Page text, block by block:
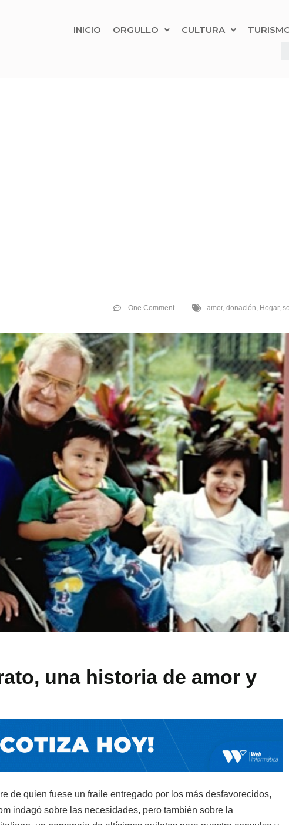
INICIO ORGULLO CULTURA
One Comment amor, donación Hogar,
una historia de amor y
de quien fuese un fraile entregado por los más desfavorecidos,
indagó sobre las necesidades, pero también sobre la